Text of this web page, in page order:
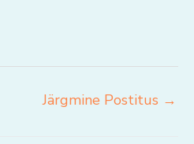
Järgmine Postitus →